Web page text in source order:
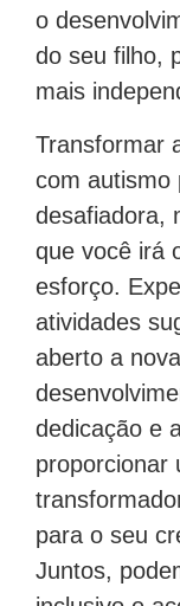
o
do seu filho,
mais
Transformar
com autismo
desafiadora,
que você irá
esforço.
atividades
aberto a
dedicação e
proporcionar
para o seu
Juntos,